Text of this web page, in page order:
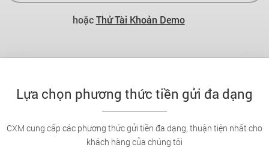
hoặcThử Tài Khoản Demo
Lựa chọn phương thức tiền gửi đa dạng
CXM cung cấp các phương thức gửi tiền đa dạng, thuận tiện nhất cho
khách hàng của chúng tôi